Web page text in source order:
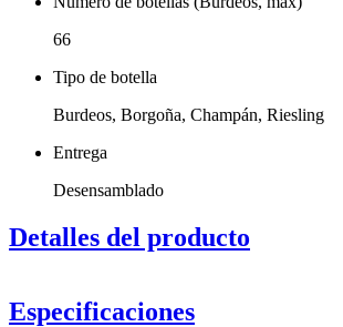
66
Tipo de botella
Burdeos, Borgoña, Champán, Riesling
Entrega
Desensamblado
Detalles del producto
Especificaciones